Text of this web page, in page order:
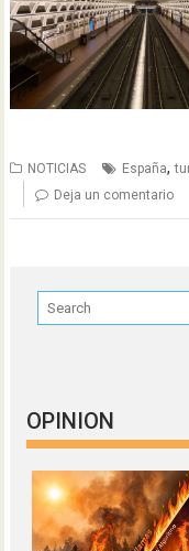
NOTICIAS España,
Deja un comentario
OPINION